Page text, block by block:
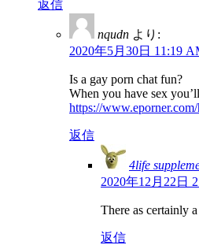
返信
nqudn より:
2020年5月30日 11:19
Is a gay porn chat fun?
When you have sex
https://
返信
4life
2020年12月22日
There as certainly
返信